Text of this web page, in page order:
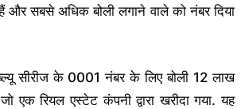
और सबसे अधिक बोली लगाने वाले को नंबर दिया
सीरीज के 0001 नंबर के लिए बोली 12 लाख
एक रियल एस्टेट कंपनी द्वारा खरीदा गया. यह